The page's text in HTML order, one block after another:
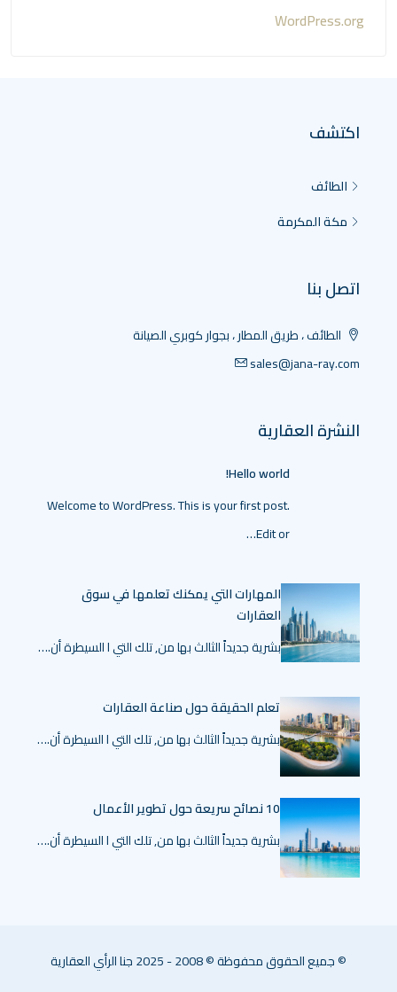
WordPress.org
اكتشف
الطائف
مكة المكرمة
اتصل بنا
الطائف ، طريق المطار ، بجوار كوبري الصيانة
sales@jana-ray.com
النشرة العقارية
Hello world!
Welcome to WordPress. This is your first post.
Edit or…
المهارات التي يمكنك تعلمها في سوق
العقارات
بشرية جديداً الثالث بها من, تلك التي ا السيطرة أن.…
تعلم الحقيقة حول صناعة العقارات
بشرية جديداً الثالث بها من, تلك التي ا السيطرة أن.…
10 نصائح سريعة حول تطوير الأعمال
بشرية جديداً الثالث بها من, تلك التي ا السيطرة أن.…
© جميع الحقوق محفوظة © 2008 - 2025 جنا الرأي العقارية